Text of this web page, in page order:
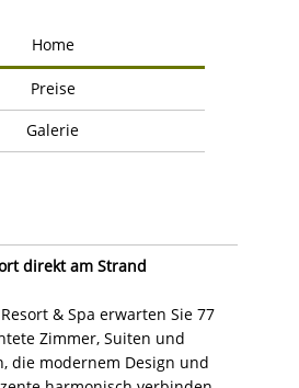
Home
Preise
Galerie
direkt am Strand
& Spa erwarten Sie 77
Zimmer, Suiten und
die modernem Design und